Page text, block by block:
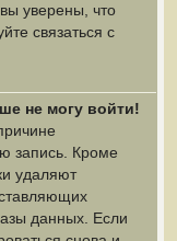
уверены, что
связаться с
не могу войти!
запись. Кроме
удаляют
данных. Если